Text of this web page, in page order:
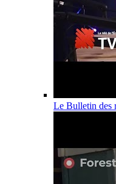
Le Bulletin des